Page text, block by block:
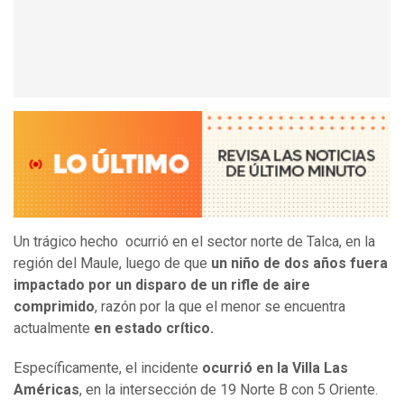
Un trágico hecho ocurrió en el sector norte de Talca, en la
región del Maule, luego de que un niño de dos años fuera
impactado por un disparo de un rifle de aire
comprimido, razón por la que el menor se encuentra
actualmente en estado crítico.
Específicamente, el incidente ocurrió en la Villa Las
Américas, en la intersección de 19 Norte B con 5 Oriente.